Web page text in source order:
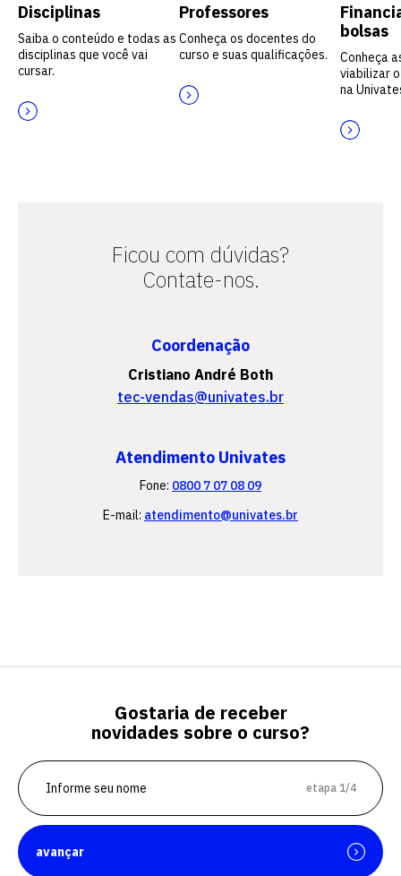
Disciplinas
Saiba o conteúdo e todas as
disciplinas que você vai
cursar.
Professores
Conheça os docentes do
curso e suas qualificações.
bolsas
Conheça
viabilizar
na
Ficou com dúvidas?
Contate-nos.
Coordenação
Cristiano André Both
tec-vendas@univates.br
Atendimento Univates
Fone: 0800 7 07 08 09
E-mail: atendimento@univates.br
Gostaria de receber
novidades sobre o curso?
etapa 1/4
avançar